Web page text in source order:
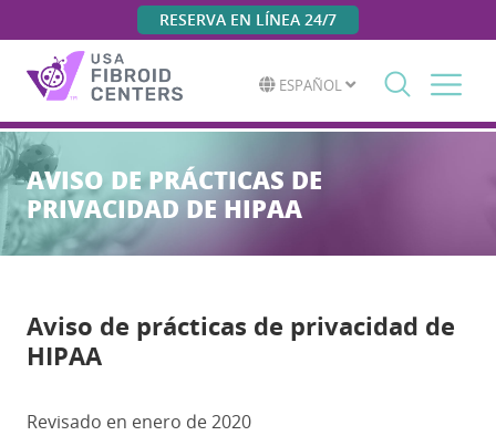
RESERVA EN LÍNEA 24/7
ESPAÑOL
Search
for:
AVISO DE PRÁCTICAS DE
PRIVACIDAD DE HIPAA
Aviso de prácticas de privacidad de
HIPAA
Revisado en enero de 2020